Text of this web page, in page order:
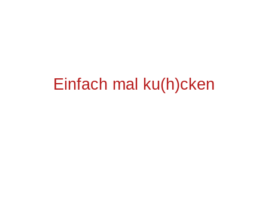
Einfach mal ku(h)cken